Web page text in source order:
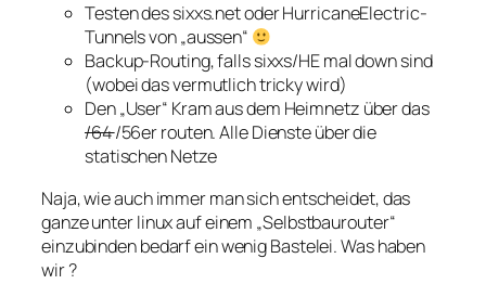
Testen des sixxs.net oder HurricaneElectric-
Tunnels von „aussen“
Backup-Routing, falls sixxs/HE mal down sind
(wobei das vermutlich tricky wird)
Den „User“ Kram aus dem Heimnetz über das
/64/56er routen. Alle Dienste über die
statischen Netze
Naja, wie auch immer man sich entscheidet, das
ganze unter linux auf einem „Selbstbaurouter“
einzubinden bedarf ein wenig Bastelei. Was haben
wir ?